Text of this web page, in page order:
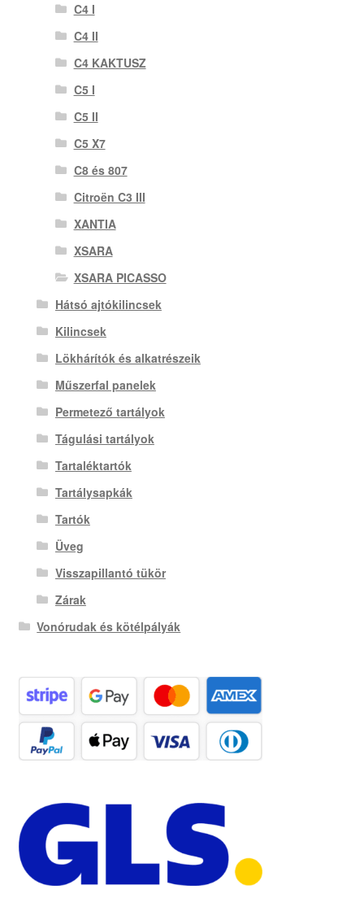
C4 I
C4 II
C4 KAKTUSZ
C5 I
C5 II
C5 X7
C8 és 807
Citroën C3 III
XANTIA
XSARA
XSARA PICASSO
Hátsó ajtókilincsek
Kilincsek
Lökhárítók és alkatrészeik
Műszerfal panelek
Permetező tartályok
Tágulási tartályok
Tartaléktartók
Tartálysapkák
Tartók
Üveg
Visszapillantó tükör
Zárak
Vonórudak és kötélpályák